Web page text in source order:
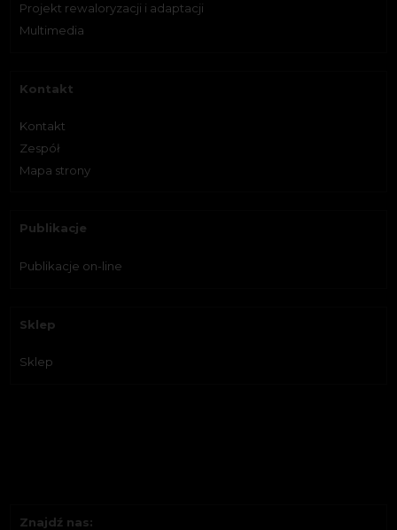
Projekt rewaloryzacji i adaptacji
Multimedia
Kontakt
Kontakt
Zespół
Mapa strony
Publikacje
Publikacje on-line
Sklep
Sklep
Znajdź nas: